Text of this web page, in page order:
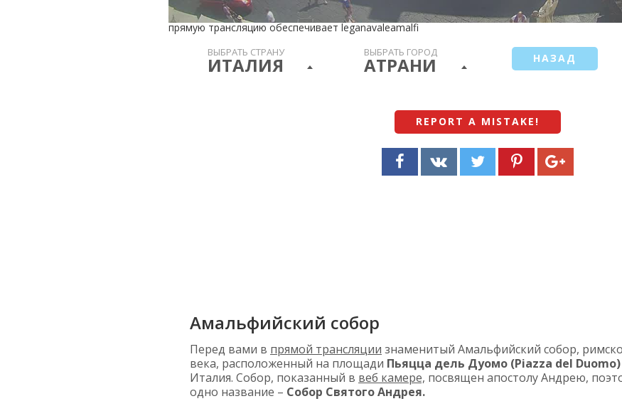
прямую трансляцию обеспечивает leganavaleamalfi
ВЫБРАТЬ СТРАНУ
ИТАЛИЯ
ВЫБРАТЬ ГОРОД
АТРАНИ НАЗАД
REPORT A MISTAKE !
Амальфийский собор
Перед вами в прямой трансляции знаменитый Амальфийский собор,
века, расположенный на площади Пьяцца дель Дуомо (Piazza del Duomo)
Италия. Собор, показанный в веб камере, посвящен апостолу Андрею,
одно название – Собор Святого Андрея.